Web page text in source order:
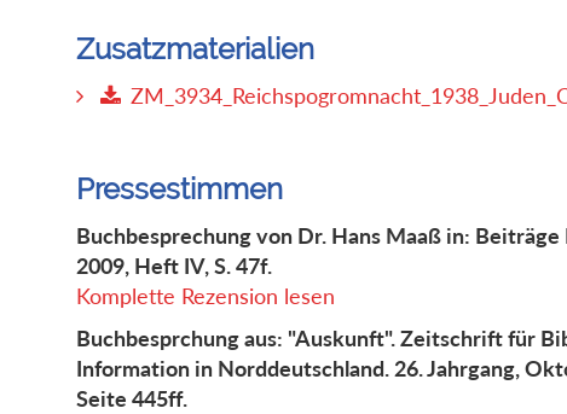
Zusatzmaterialien
Pressestimmen
Buchbesprechung von Dr. Hans Maaß in:
2009, Heft IV, S. 47f.
Komplette Rezension lesen
Buchbesprchung aus: "Auskunft". Zeitschrift für
Information in Norddeutschland. 26. Jahrgang,
Seite 445ff.